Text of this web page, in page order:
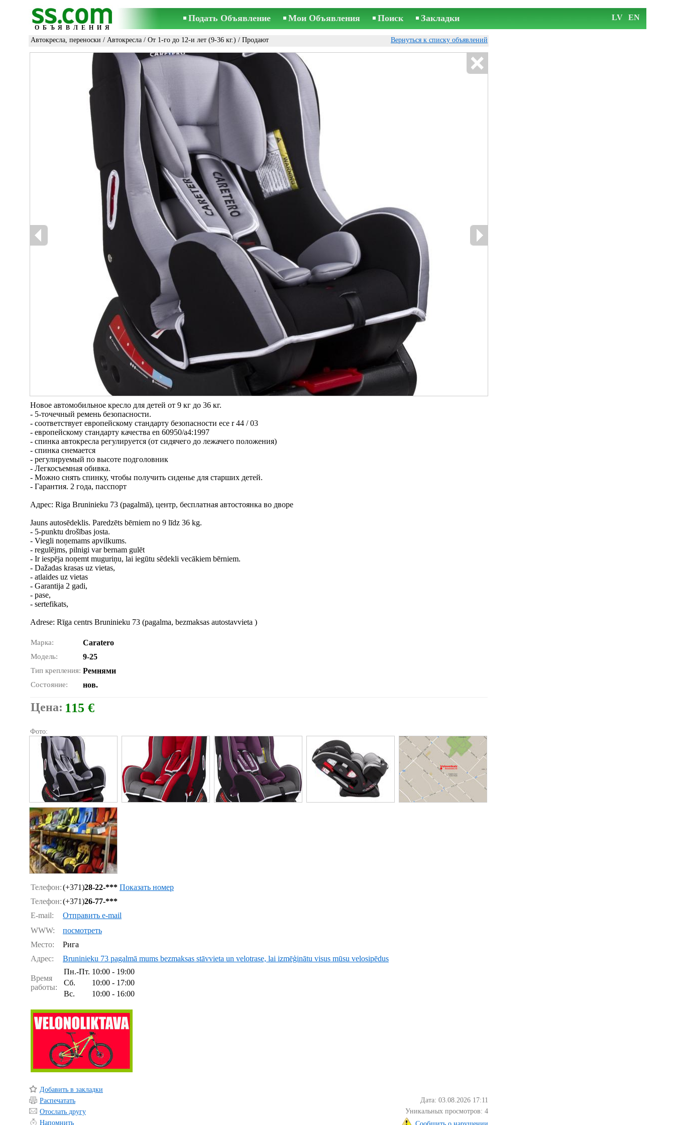
ОБЪЯВЛЕНИЯ
Подать Объявление Мои Объявления Поиск Закладки LV EN
Автокресла, переноски / Автокресла / От 1-го до 12-и лет (9-36 кг.) / Продают Вернуться к списку объявлений
Новое автомобильное кресло для детей от 9 кг до 36 кг.
- 5-точечный ремень безопасности.
- соответствует европейскому стандарту безопасности есе r 44 / 03
- европейскому стандарту качества en 60950/a4:1997
- cпинка автокресла регулируется (от сидячего до лежачего положения)
- спинка снемается
- регулируемый по высоте подголовник
- Легкосъемная обивка.
- Можно снять спинку, чтобы получить сиденье для старших детей.
- Гарантия. 2 года, пасспорт
Адрес: Riga Bruninieku 73 (pagalmā), центр, бесплатная автостоянка во дворе
Jauns autosēdeklis. Paredzēts bērniem no 9 līdz 36 kg.
- 5-punktu drošības josta.
- Viegli noņemams apvilkums.
- regulējms, pilnigi var bernam gulēt
- Ir iespēja noņemt muguriņu, lai iegūtu sēdekli vecākiem bērniem.
- Dažadas krasas uz vietas,
- atlaides uz vietas
- Garantija 2 gadi,
- pase,
- sertefikats,
Adrese: Rīga centrs Bruninieku 73 (pagalma, bezmaksas autostavvieta )
Марка: Caratero
Модель: 9-25
Тип крепления: Ремнями
Состояние: нов.
Цена: 115 €
Фото:
Телефон:(+371)28-22-*** Показать номер
Телефон:(+371)26-77-***
E-mail:
Отправить e-mail
WWW:
посмотреть
Место:
Рига
Адрес:
Bruninieku 73 pagalmā mums bezmaksas stāvvieta un velotrase, lai izmēģinātu visus mūsu velosipēdus
Время
работы:
Пн.-Пт. 10:00 - 19:00
Сб.
10:00 - 17:00
Вс.
10:00 - 16:00
Добавить в закладки
Распечатать
Дата: 03.08.2026 17:11
Отослать другу
Уникальных просмотров: 4
Напомнить